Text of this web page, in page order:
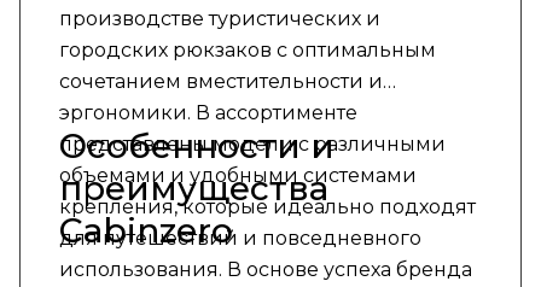
производстве туристических и
городских рюкзаков с оптимальным
сочетанием вместительности и
эргономики. В ассортименте
представлены модели с различными
объемами и удобными системами
крепления, которые идеально подходят
для путешествий и повседневного
использования. В основе успеха бренда
Особенности и
преимущества
Cabinzero